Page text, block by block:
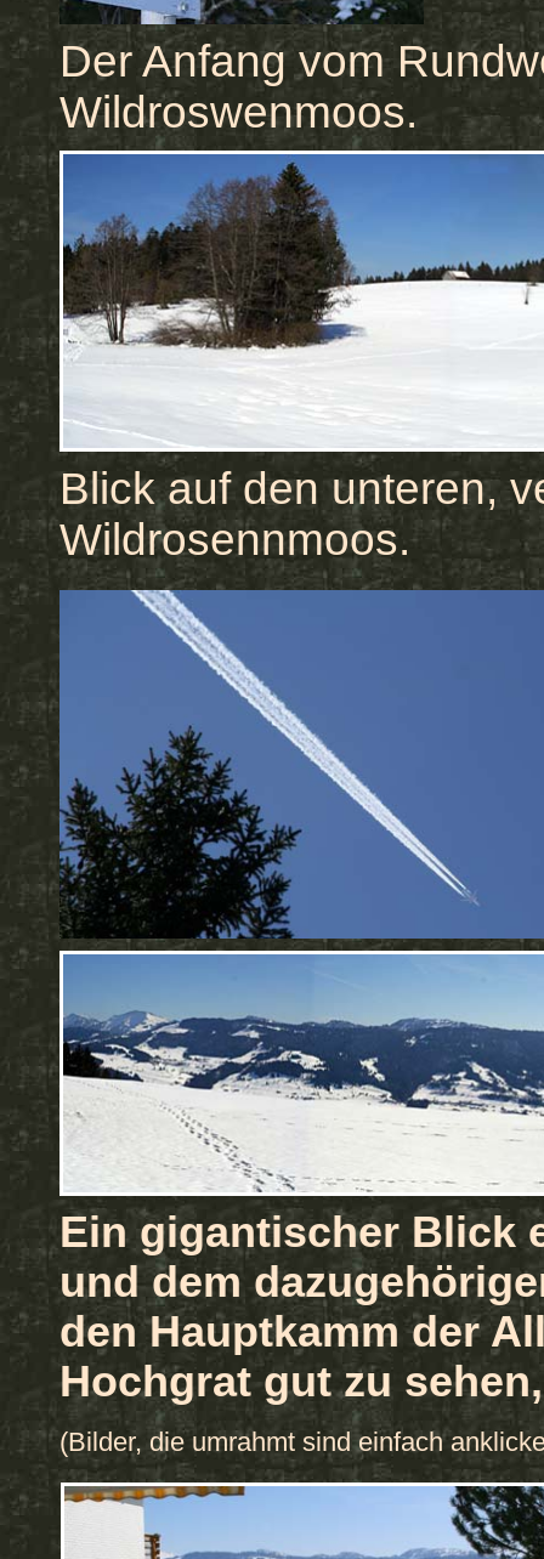
Der Anfang vom
Wildroswenmoos.
Blick auf den unteren,
Wildrosennmoos.
Ein gigantischer Blick
und dem
den Hauptkamm der
Hochgrat gut zu sehen,
(Bilder, die umrahmt sind einfach